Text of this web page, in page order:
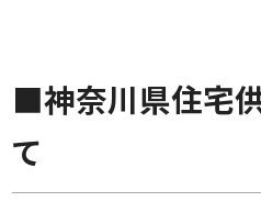
■神奈川県住宅
て